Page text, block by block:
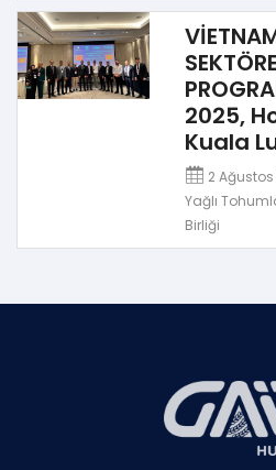
2025,
Kuala
2
Yağlı
Birliği